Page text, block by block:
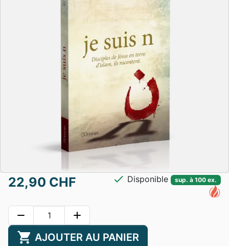
22,90 CHF check Disponible sup. à 100 ex.
remove add
shopping_cart AJOUTER AU PANIER